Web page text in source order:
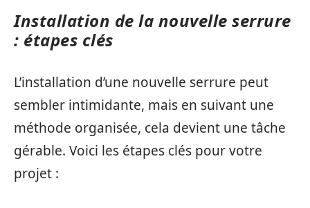
Installation de la nouvelle serrure
: étapes clés
L’installation d’une nouvelle serrure peut
sembler intimidante, mais en suivant une
méthode organisée, cela devient une tâche
gérable. Voici les étapes clés pour votre
projet :